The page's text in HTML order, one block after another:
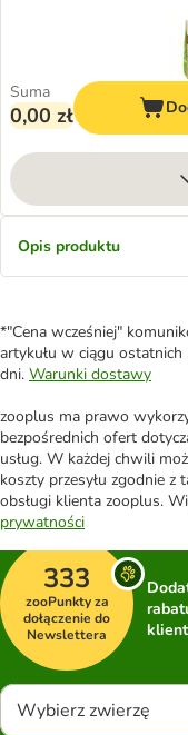
Suma
0,00 zł
Opis produktu
*"Cena wcześniej"
artykułu w ciągu ostatnich
dni. Warunki dostawy
zooplus ma prawo
bezpośrednich ofert
usług. W każdej chwili
koszty przesyłu zgodnie z
obsługi klienta zooplus.
prywatności
333
zooPunkty za
dołączenie do
Newslettera
Wybierz zwierzę